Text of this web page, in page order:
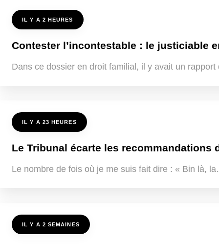
IL Y A 2 HEURES
Contester l’incontestable : le justiciable
Dans ce dossier en droit familial, il y avait un
IL Y A 23 HEURES
Le Tribunal écarte les recommandations
Le nombre de fois où je me suis fait dire : « Bin là,
IL Y A 2 SEMAINES